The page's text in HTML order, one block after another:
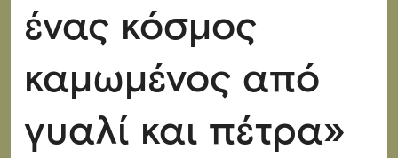
ένας κόσμος
καμωμένος από
γυαλί και πέτρα»